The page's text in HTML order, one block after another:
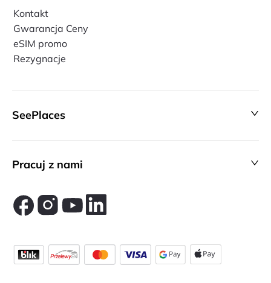
Kontakt
Gwarancja Ceny
eSIM promo
Rezygnacje
SeePlaces
Pracuj z nami